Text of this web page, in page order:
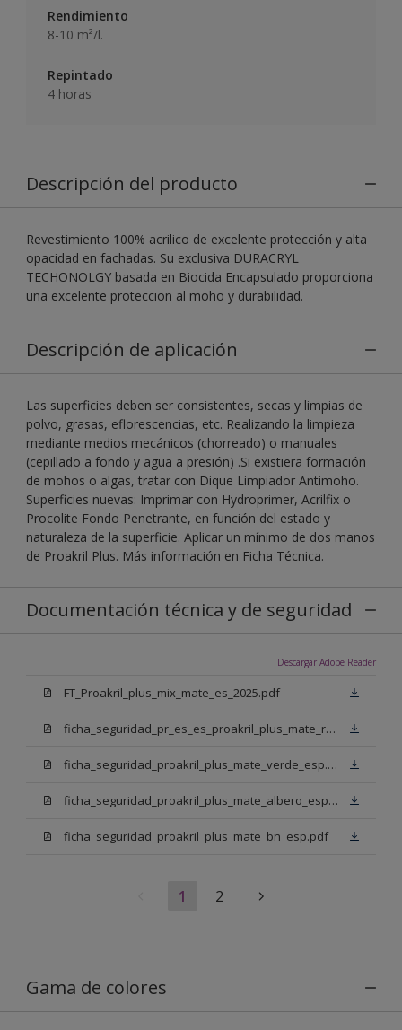
Rendimiento
8-10 m²/l.
Repintado
4 horas
Descripción del producto
Revestimiento 100% acrilico de excelente protección y alta
opacidad en fachadas. Su exclusiva DURACRYL
TECHONOLGY basada en Biocida Encapsulado proporciona
una excelente proteccion al moho y durabilidad.
Descripción de aplicación
Las superficies deben ser consistentes, secas y limpias de
polvo, grasas, eflorescencias, etc. Realizando la limpieza
mediante medios mecánicos (chorreado) o manuales
(cepillado a fondo y agua a presión) .Si existiera formación
de mohos o algas, tratar con Dique Limpiador Antimoho.
Superficies nuevas: Imprimar con Hydroprimer, Acrilfix o
Procolite Fondo Penetrante, en función del estado y
naturaleza de la superficie. Aplicar un mínimo de dos manos
de Proakril Plus. Más información en Ficha Técnica.
Documentación técnica y de seguridad
Descargar Adobe Reader
FT_Proakril_plus_mix_mate_es_2025.pdf
ficha_seguridad_pr_es_es_proakril_plus_mate_rojo_ingles.pdf
ficha_seguridad_proakril_plus_mate_verde_esp.pdf
ficha_seguridad_proakril_plus_mate_albero_esp.pdf
ficha_seguridad_proakril_plus_mate_bn_esp.pdf
1 2
Gama de colores